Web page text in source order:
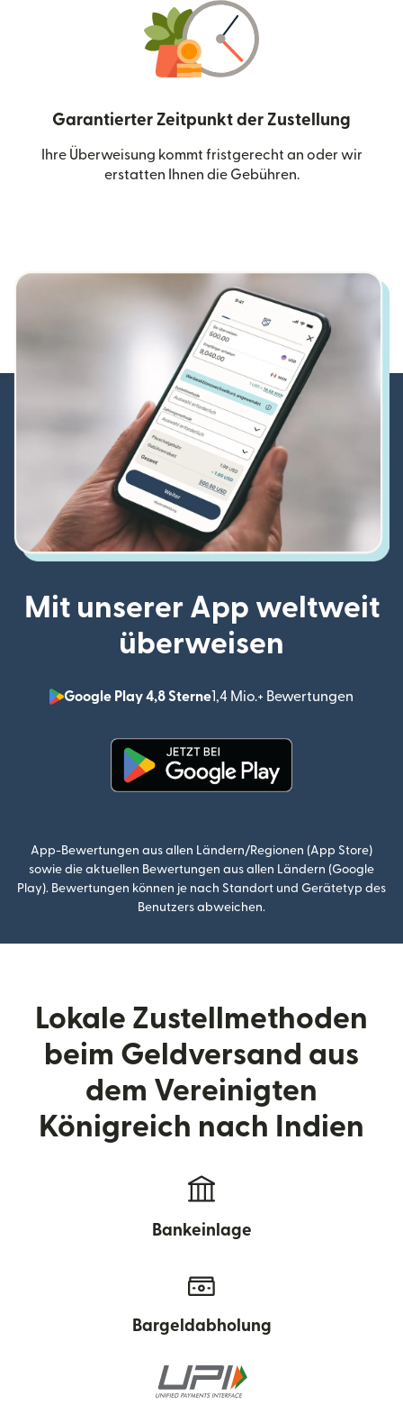
Garantierter Zeitpunkt der Zustellung
Ihre Überweisung kommt fristgerecht an oder wir
erstatten Ihnen die Gebühren.
Mit unserer App weltweit
überweisen
Google Play 4,8 Sterne1,4 Mio.+ Bewertungen
App-Bewertungen aus allen Ländern/Regionen (App Store)
sowie die aktuellen Bewertungen aus allen Ländern (Google
Play). Bewertungen können je nach Standort und Gerätetyp des
Benutzers abweichen.
Lokale Zustellmethoden
beim Geldversand aus
dem Vereinigten
Königreich nach Indien
Bankeinlage
Bargeldabholung